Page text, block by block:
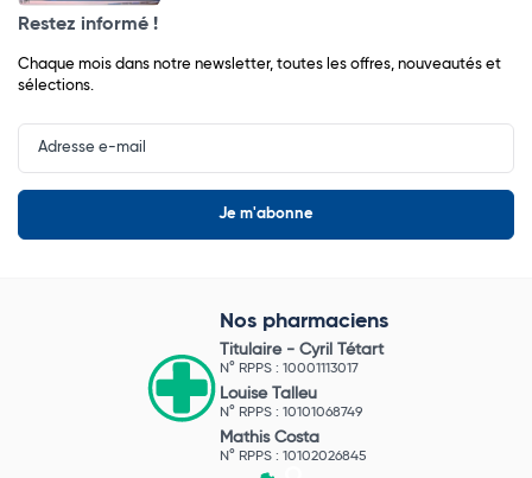
Restez informé !
Chaque mois dans notre newsletter, toutes les offres, nouveautés et
sélections.
Input
Newsletter
Nos pharmaciens
Titulaire - Cyril Tétart
N° RPPS : 10001113017
Louise Talleu
N° RPPS : 10101068749
Mathis Costa
N° RPPS : 10102026845